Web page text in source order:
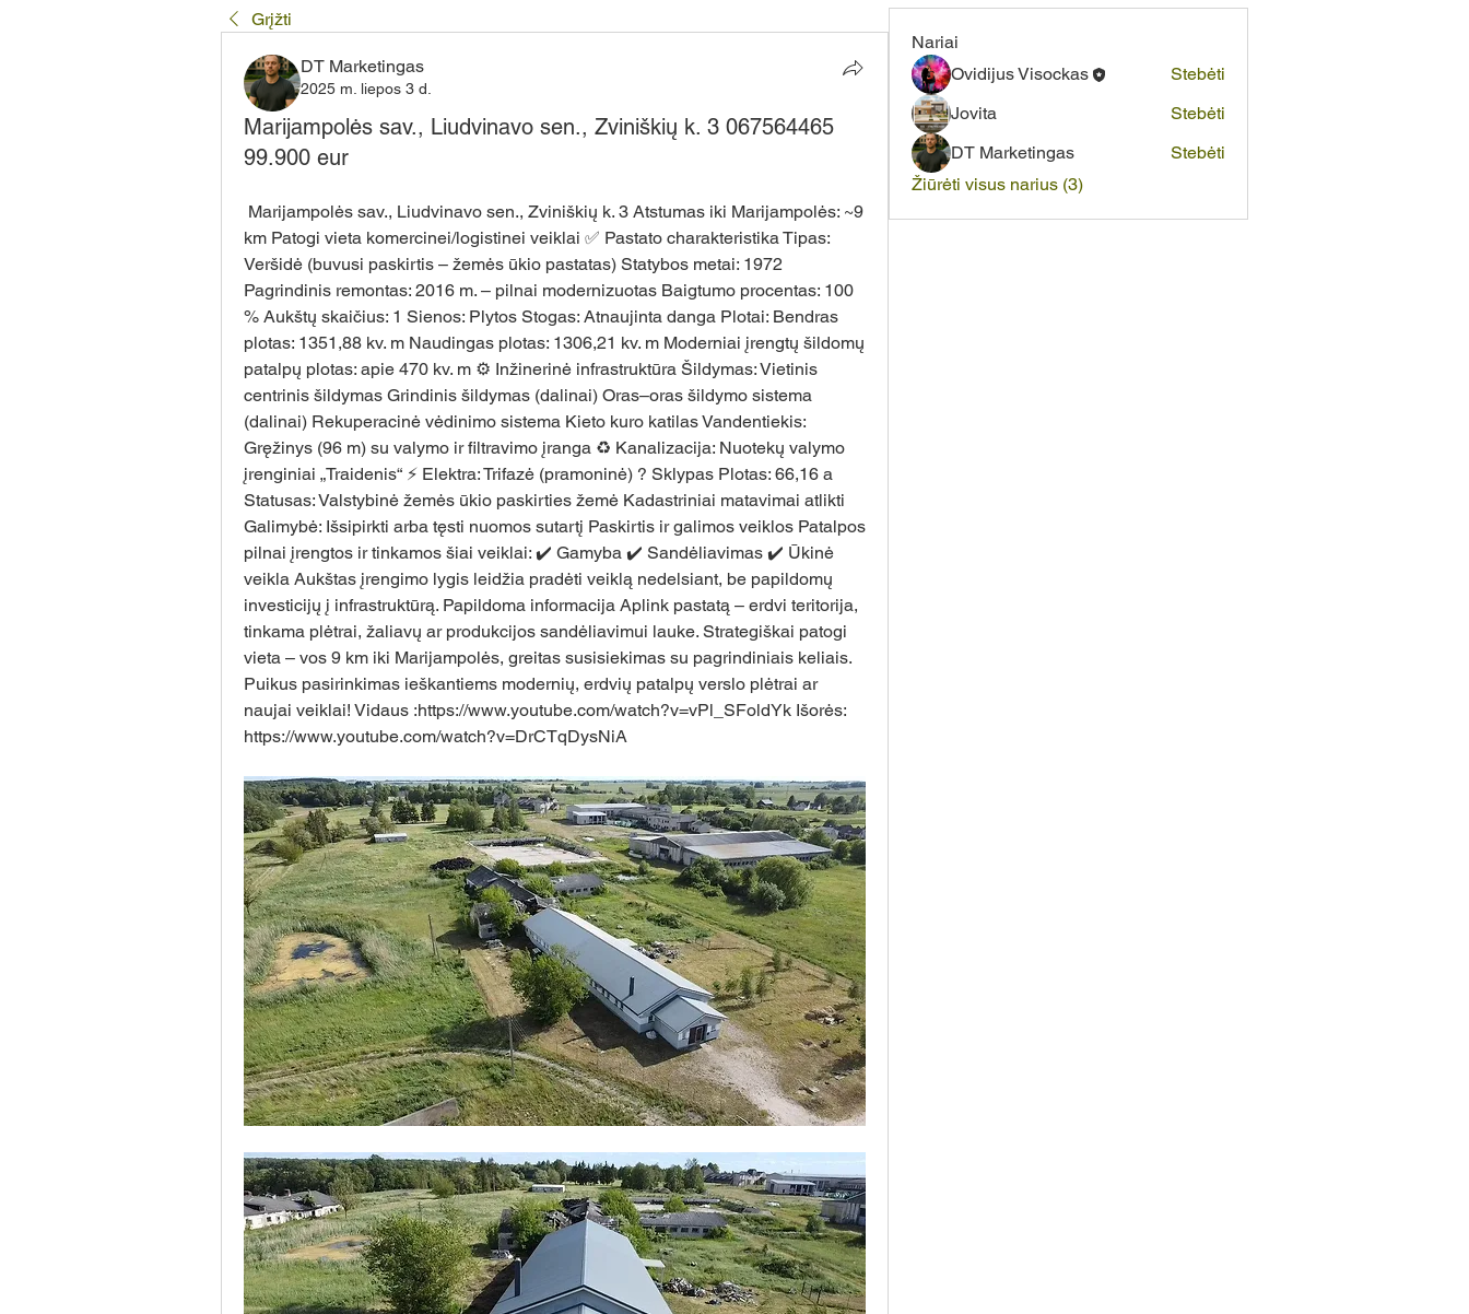
Grįžti
DT Marketingas
2025 m. liepos 3 d.
Marijampolės sav., Liudvinavo sen., Zviniškių k. 3 067564465
99.900 eur
km Patogi vieta komercinei/logistinei veiklai ✅ Pastato charakteristika Tipas:
Veršidė (buvusi paskirtis – žemės ūkio pastatas) Statybos metai: 1972
Pagrindinis remontas: 2016 m. – pilnai modernizuotas Baigtumo procentas: 100
% Aukštų skaičius: 1 Sienos: Plytos Stogas: Atnaujinta danga Plotai: Bendras
plotas: 1351,88 kv. m Naudingas plotas: 1306,21 kv. m Moderniai įrengtų šildomų
patalpų plotas: apie 470 kv. m ⚙️ Inžinerinė infrastruktūra Šildymas: Vietinis
centrinis šildymas Grindinis šildymas (dalinai) Oras–oras šildymo sistema
(dalinai) Rekuperacinė vėdinimo sistema Kieto kuro katilas Vandentiekis:
Gręžinys (96 m) su valymo ir filtravimo įranga ♻️ Kanalizacija: Nuotekų valymo
įrenginiai „Traidenis“ ⚡ Elektra: Trifazė (pramoninė) ? Sklypas Plotas: 66,16 a
Statusas: Valstybinė žemės ūkio paskirties žemė Kadastriniai matavimai atlikti
Galimybė: Išsipirkti arba tęsti nuomos sutartį Paskirtis ir galimos veiklos Patalpos
pilnai įrengtos ir tinkamos šiai veiklai: ✔️ Gamyba ✔️ Sandėliavimas ✔️ Ūkinė
veikla Aukštas įrengimo lygis leidžia pradėti veiklą nedelsiant, be papildomų
investicijų į infrastruktūrą. Papildoma informacija Aplink pastatą – erdvi teritorija,
tinkama plėtrai, žaliavų ar produkcijos sandėliavimui lauke. Strategiškai patogi
vieta – vos 9 km iki Marijampolės, greitas susisiekimas su pagrindiniais keliais.
Puikus pasirinkimas ieškantiems modernių, erdvių patalpų verslo plėtrai ar
naujai veiklai! Vidaus :https://www.youtube.com/watch?v=vPl_SFoldYk
https://www.youtube.com/watch?v=DrCTqDysNiA
Nariai
Ovidijus Visockas
Stebėti
Jovita
Stebėti
DT Marketingas
Stebėti
Žiūrėti visus narius (3)